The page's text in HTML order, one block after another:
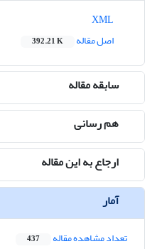
اصل مقاله
392.21 K
سابقه مقاله
هم رسانی
ارجاع به این مقاله
آمار
تعداد مشاهده مقاله 437